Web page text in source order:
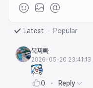
Latest Popular
묵찌빠
2026-05-20 23:41:13
0 Reply